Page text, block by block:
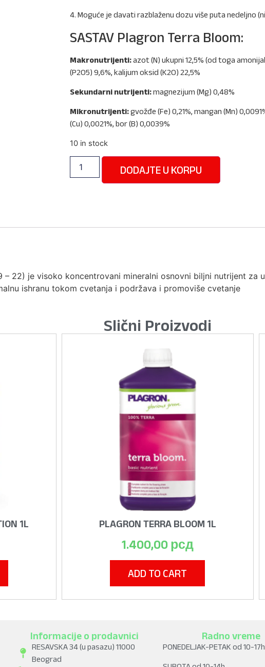
4. Moguće je davati razblaženu dozu više puta nedeljno
SASTAV Plagron Terra Bloom:
Makronutrijenti:azot (N) ukupni 12,5% (od toga
(P2O5) 9,6%, kalijum oksid (K2O) 22,5%
Sekundarni nutrijenti:magnezijum (Mg) 0,48%
Mikronutrijenti:gvožđe (Fe) 0,21%, mangan (Mn)
(Cu) 0,0021%, bor (B) 0,0039%
10 in stock
DODAJTE U KORPU
– 22) je visoko koncentrovani mineralni osnovni biljni nutrijent
ishranu tokom cvetanja i podržava i promoviše cvetanje
Slični Proizvodi
1L PLAGRON TERRA BLOOM 1L
1.400,00 рсд
ADD TO CART
Informacije o prodavnici
RESAVSKA 34 (u pasazu) 11000
Beograd
Radno vreme
PONEDELJAK-PETAK od 10-17h